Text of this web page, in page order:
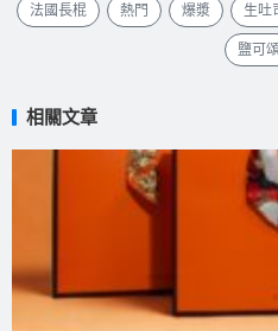
法國長棍 熱門 爆漿 生吐
鹽可
相關文章